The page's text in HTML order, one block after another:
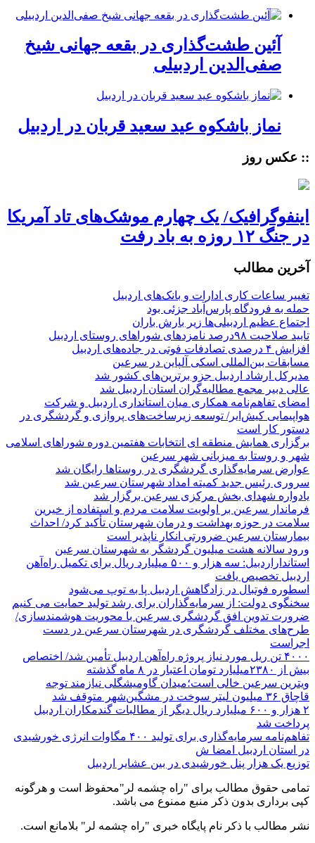
آئین طشت‌گذاری در بقعه جهانی شیخ
صفی‌الدین اردبیلی
نماز باشکوه عید سعید قربان در اردبیل
:: عکس روز
اینفوگرافیک/ یک چهارم موشک‌های تاد آمریکا
در جنگ ۱۲ روزه به باد رفت
آخرین مطالب
تغییر ساعات کاری ادارات و بانک‌های اردبیل
حمله به فرودگاه پارس‌‌آباد جزئی بود
اجتماع عظیم اردبیلی‌ها زیر بارش باران
تایید صلاحیت ۹۸درصد نامزدهای شوراهای روستای اردبیل
افزایش ۴ درصدی تصادفات فوتی در جاده‌های اردبیل
مسابقات بین‌المللی اسکی آلپاین در سرعین
مدیرکل ارشاد اردبیل جزو برترین‌های کشور شد
عالی دبیر مجمع مطالبه‌گران استان اردبیل شد
امضای تفاهم‌نامه همکاری میان استانداری اردبیل و شرکت
هواپیمایی کیش‌ایر/ توسعه زیرساخت‌های پروازی و گردشگری در
دستور کار است
برگزاری همایش منطقه ای انتخابات هفتمین دوره شوراهای اسلامی
شهر و روستا به میزبانی شهر سرعین
عوارض سرمایه‌گذاری گردشگری در روستاها رایگان شد
سروری رئیس جدید کمیته امداد شهرستان سرعین شد
یادواره شهدای بخش مرکزی سرعین برگزار شد
فرماندار سرعین بر اولویت سلامت مردم و استفاده از خیرین
سلامت در حوزه بهداشت و درمان شهرستان تأکید کرد/ احداث
بیمارستان سرعین ضرورتی انکار ناپذیر است
ورود سالانه هشت میلیون گردشگر به شهرستان سرعین
استانداراردبیل: سه هزار و ۵۰۰ میلیارد ریال برای تکمیل راه‌آهن
اردبیل تخصیص یافت
اسطوره فوتبال در زادگاهش اردبیل پا به توپ می‌شود
سخنگوی دولت: از سرمایه‌گذاران برای رشد تولید حمایت می کنیم
ضرورت تدوین افق گردشگری سرعین با محوریت هوشمندسازی/
طرح‌های مختلف گردشگری در شهرستان سرعین در دست
اجراست
۴۰۰۰ تن ریل مورد نیاز پروژه راه‌آهن اردبیل تأمین شد/ اختصاص
بیش از ۲۳۸۰میلیارد تومان اعتبار در ۸ ماه گذشته
ویترین سرعین خالی است؛میدان گاومیشگلی نیازمند توجه
قاچاق ۳۶ میلیون لیتر سوخت در مشگین‌شهر متوقف شد
۲ هزار و ۶۰۰‌ میلیارد ریال دیگر از مطالبات گندمکاران اردبیل
پرداخت شد
تفاهم‌نامه سرمایه‌گذاری برای تولید ۴۰۰ مگاوات انرژی خورشیدی
در استان اردبیل امضا ش
توزیع یک هزار پنل خورشیدی در بین عشایر اردبیل
تمامی حقوق مطالب برای "راه چشمه لر"محفوظ است و هرگونه
کپی برداری بدون ذکر منبع ممنوع می باشد.
نشر مطالب با ذکر نام پایگاه خبری "راه چشمه لر" بلامانع است.